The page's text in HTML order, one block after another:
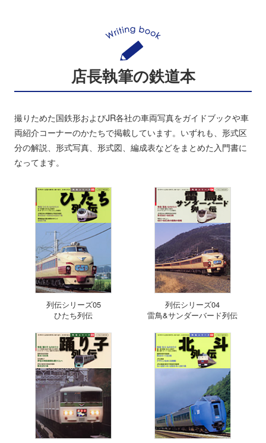
店長執筆の鉄道本
撮りためた国鉄形およびJR各社の車両写真をガイドブックや車
両紹介コーナーのかたちで掲載しています。いずれも、形式区
分の解説、形式写真、形式図、編成表などをまとめた入門書に
なってます。
列伝シリーズ05
ひたち列伝
列伝シリーズ04
雷鳥&サンダーバード列伝